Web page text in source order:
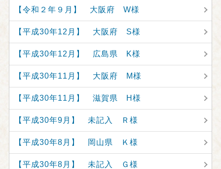
【令和２年９月】 大阪府 W様
【平成30年12月】 大阪府 S様
【平成30年12月】 広島県 K様
【平成30年11月】 大阪府 M様
【平成30年11月】 滋賀県 H様
【平成30年9月】 未記入 Ｒ様
【平成30年8月】 岡山県 Ｋ様
【平成30年8月】 未記入 Ｇ様